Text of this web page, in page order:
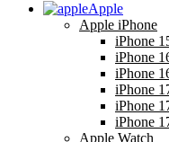
Apple
Apple iPhone
iPhone
iPhone
iPhone
iPhone
iPhone
iPhone
Apple Watch